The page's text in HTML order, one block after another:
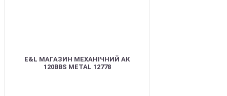
E&L МАГАЗИН МЕХАНІЧНИЙ АК
120BBS METAL 12778